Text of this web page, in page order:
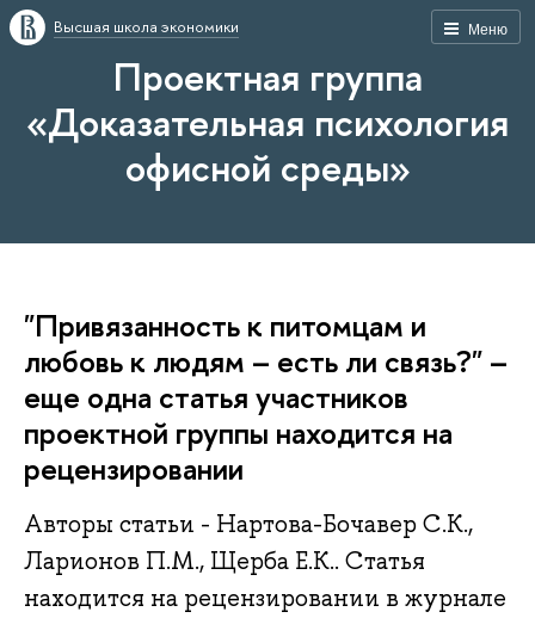
Меню
Высшая школа экономики
Проектная группа
«Доказательная психология
офисной среды»
"Привязанность к питомцам и
любовь к людям – есть ли связь?" –
еще одна статья участников
проектной группы находится на
рецензировании
Авторы статьи - Нартова-Бочавер С.К.,
Ларионов П.М., Щерба Е.К.. Статья
находится на рецензировании в журнале